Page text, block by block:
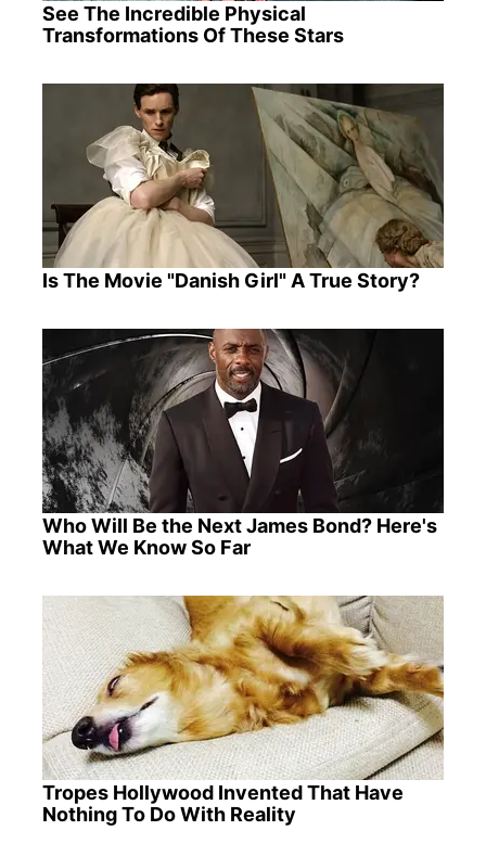
See The Incredible Physical
Transformations Of These Stars
Is The Movie "Danish Girl" A True Story?
Who Will Be the Next James Bond? Here's
What We Know So Far
Tropes Hollywood Invented That Have
Nothing To Do With Reality